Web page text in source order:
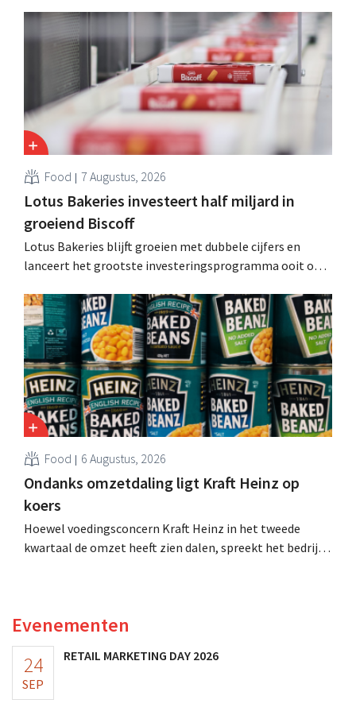
andere Guiness en voorgemixte cocktails.
Food 7 Augustus, 2026
Lotus Bakeries investeert half miljard in
groeiend Biscoff
Lotus Bakeries blijft groeien met dubbele cijfers en
lanceert het grootste investeringsprogramma ooit om
moeten dit momentum grijpen”.
Food 6 Augustus, 2026
Ondanks omzetdaling ligt Kraft Heinz op
koers
Hoewel voedingsconcern Kraft Heinz in het tweede
kwartaal de omzet heeft zien dalen, spreekt het bedrijf
Evenementen
24
SEP
RETAIL MARKETING DAY 2026